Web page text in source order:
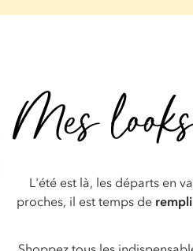
Mes looks d'été
L'été est là, les départs en
proches, il est temps de